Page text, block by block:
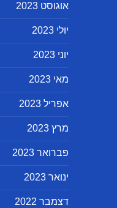
אוגוסט 2023
יולי 2023
יוני 2023
מאי 2023
אפריל 2023
מרץ 2023
פברואר 2023
ינואר 2023
דצמבר 2022